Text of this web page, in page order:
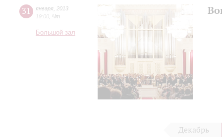
31 января 2013
19:00 Чт
Большой зал
Декабрь